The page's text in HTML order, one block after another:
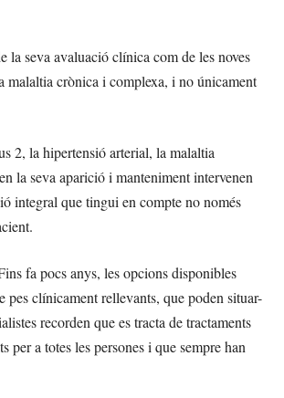
la seva avaluació clínica com de les noves
malaltia crònica i complexa, i no únicament
2, la hipertensió arterial, la malaltia
la seva aparició i manteniment intervenen
integral que tingui en compte no només
fa pocs anys, les opcions disponibles
pes clínicament rellevants, que poden situar-
recorden que es tracta de tractaments
per a totes les persones i que sempre han